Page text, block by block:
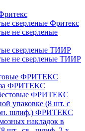
сверленые Фритекс
не сверленые
сверленые ТИИР
не сверленые ТИИР
ФРИТЕКС
ФРИТЕКС
ФРИТЕКС
упаковке (8 шт. с
шлиф.) ФРИТЕКС
накладок в